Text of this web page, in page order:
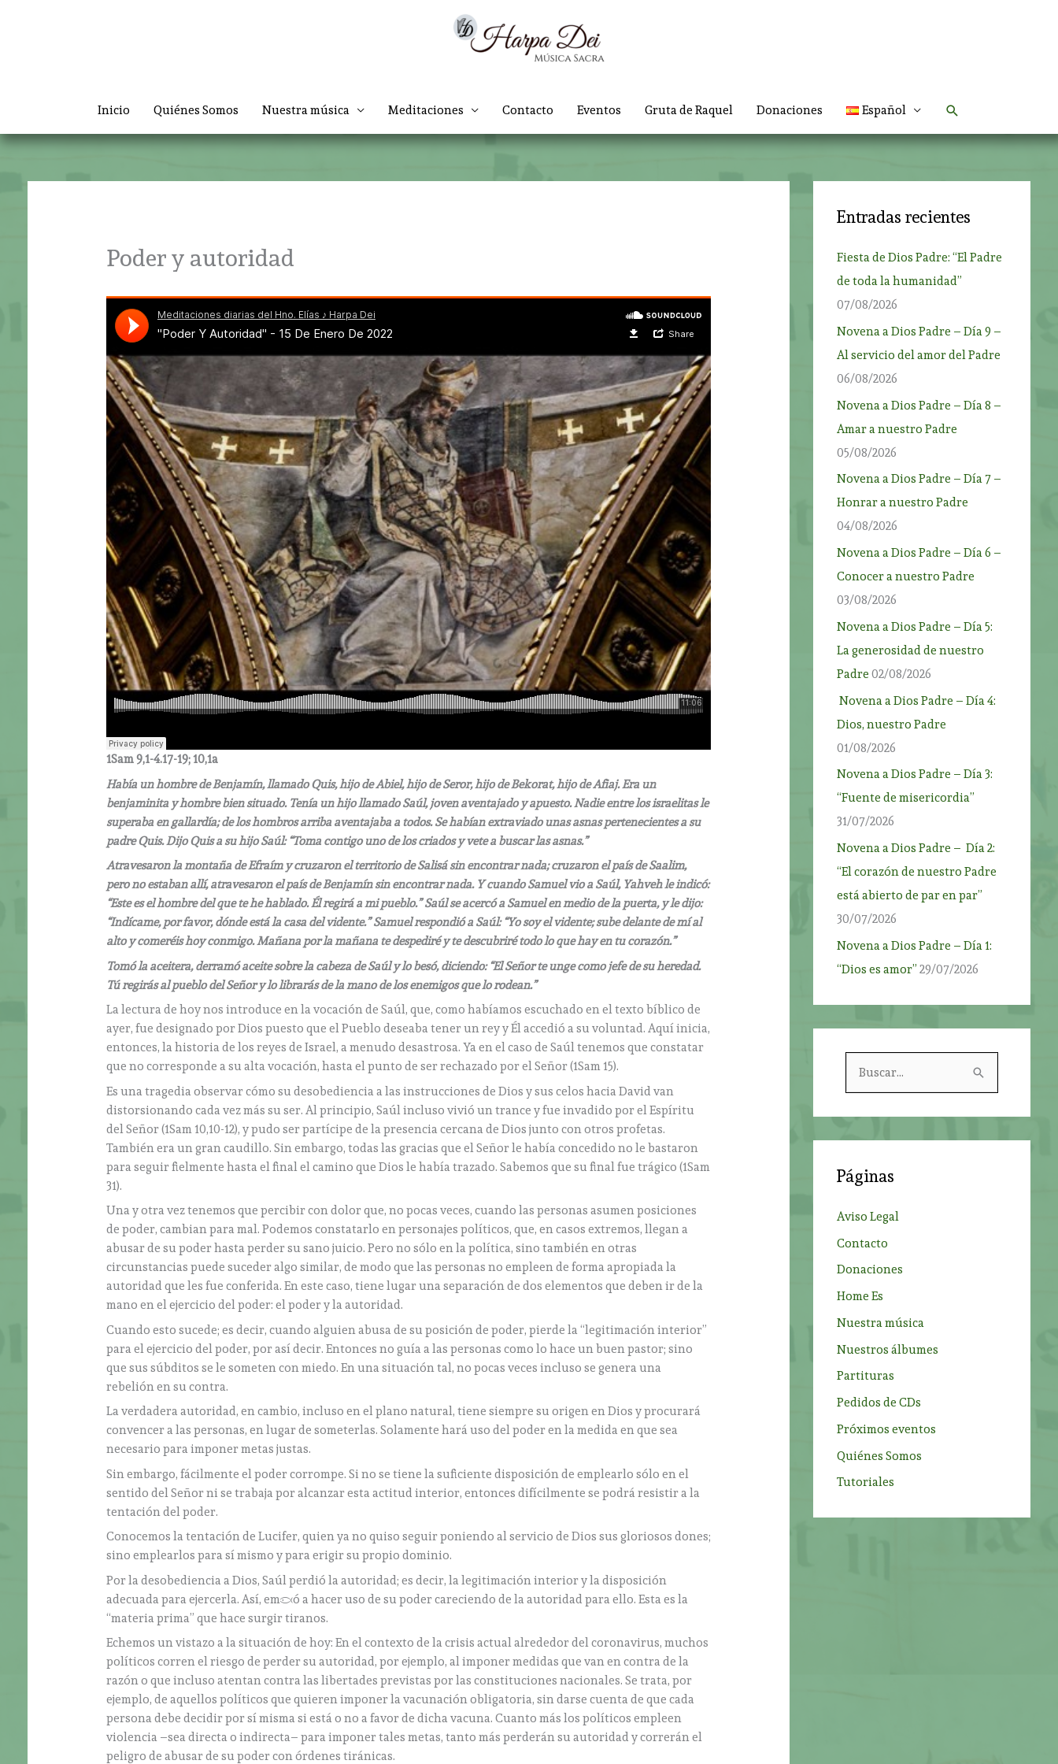
Inicio Quiénes Somos Nuestra música Meditaciones Contacto Eventos Gruta de Raquel Donaciones Español Buscar
Poder y autoridad
1Sam 9,1-4.17-19; 10,1a
Había un hombre de Benjamín, llamado Quis, hijo de Abiel, hijo de Seror, hijo de Bekorat, hijo de Afiaj. Era un
benjaminita y hombre bien situado. Tenía un hijo llamado Saúl, joven aventajado y apuesto. Nadie entre los israelitas le
superaba en gallardía; de los hombros arriba aventajaba a todos. Se habían extraviado unas asnas pertenecientes a su
padre Quis. Dijo Quis a su hijo Saúl: “Toma contigo uno de los criados y vete a buscar las asnas.”
Atravesaron la montaña de Efraím y cruzaron el territorio de Salisá sin encontrar nada; cruzaron el país de Saalim,
pero no estaban allí, atravesaron el país de Benjamín sin encontrar nada. Y cuando Samuel vio a Saúl, Yahveh le indicó:
“Este es el hombre del que te he hablado. Él regirá a mi pueblo.” Saúl se acercó a Samuel en medio de la puerta, y le dijo:
“Indícame, por favor, dónde está la casa del vidente.” Samuel respondió a Saúl: “Yo soy el vidente; sube delante de mí al
alto y comeréis hoy conmigo. Mañana por la mañana te despediré y te descubriré todo lo que hay en tu corazón.”
Tomó la aceitera, derramó aceite sobre la cabeza de Saúl y lo besó, diciendo: “El Señor te unge como jefe de su heredad.
Tú regirás al pueblo del Señor y lo librarás de la mano de los enemigos que lo rodean.”
La lectura de hoy nos introduce en la vocación de Saúl, que, como habíamos escuchado en el texto bíblico de
ayer, fue designado por Dios puesto que el Pueblo deseaba tener un rey y Él accedió a su voluntad. Aquí inicia,
entonces, la historia de los reyes de Israel, a menudo desastrosa. Ya en el caso de Saúl tenemos que constatar
que no corresponde a su alta vocación, hasta el punto de ser rechazado por el Señor (1Sam 15).
Es una tragedia observar cómo su desobediencia a las instrucciones de Dios y sus celos hacia David van
distorsionando cada vez más su ser. Al principio, Saúl incluso vivió un trance y fue invadido por el Espíritu
del Señor (1Sam 10,10-12), y pudo ser partícipe de la presencia cercana de Dios junto con otros profetas.
También era un gran caudillo. Sin embargo, todas las gracias que el Señor le había concedido no le bastaron
para seguir fielmente hasta el final el camino que Dios le había trazado. Sabemos que su final fue trágico (1Sam
31).
Una y otra vez tenemos que percibir con dolor que, no pocas veces, cuando las personas asumen posiciones
de poder, cambian para mal. Podemos constatarlo en personajes políticos, que, en casos extremos, llegan a
abusar de su poder hasta perder su sano juicio. Pero no sólo en la política, sino también en otras
circunstancias puede suceder algo similar, de modo que las personas no empleen de forma apropiada la
autoridad que les fue conferida. En este caso, tiene lugar una separación de dos elementos que deben ir de la
mano en el ejercicio del poder: el poder y la autoridad.
Cuando esto sucede; es decir, cuando alguien abusa de su posición de poder, pierde la “legitimación interior”
para el ejercicio del poder, por así decir. Entonces no guía a las personas como lo hace un buen pastor; sino
que sus súbditos se le someten con miedo. En una situación tal, no pocas veces incluso se genera una
rebelión en su contra.
La verdadera autoridad, en cambio, incluso en el plano natural, tiene siempre su origen en Dios y procurará
convencer a las personas, en lugar de someterlas. Solamente hará uso del poder en la medida en que sea
necesario para imponer metas justas.
Sin embargo, fácilmente el poder corrompe. Si no se tiene la suficiente disposición de emplearlo sólo en el
sentido del Señor ni se trabaja por alcanzar esta actitud interior, entonces difícilmente se podrá resistir a la
tentación del poder.
Conocemos la tentación de Lucifer, quien ya no quiso seguir poniendo al servicio de Dios sus gloriosos dones;
sino emplearlos para sí mismo y para erigir su propio dominio.
Por la desobediencia a Dios, Saúl perdió la autoridad; es decir, la legitimación interior y la disposición
adecuada para ejercerla. Así, empezó a hacer uso de su poder careciendo de la autoridad para ello. Esta es la
“materia prima” que hace surgir tiranos.
Echemos un vistazo a la situación de hoy: En el contexto de la crisis actual alrededor del coronavirus, muchos
políticos corren el riesgo de perder su autoridad, por ejemplo, al imponer medidas que van en contra de la
razón o que incluso atentan contra las libertades previstas por las constituciones nacionales. Se trata, por
ejemplo, de aquellos políticos que quieren imponer la vacunación obligatoria, sin darse cuenta de que cada
persona debe decidir por sí misma si está o no a favor de dicha vacuna. Cuanto más los políticos empleen
violencia –sea directa o indirecta– para imponer tales metas, tanto más perderán su autoridad y correrán el
peligro de abusar de su poder con órdenes tiránicas.
Entradas recientes
Fiesta de Dios Padre: “El Padre
de toda la humanidad”
07/08/2026
Novena a Dios Padre – Día 9 –
Al servicio del amor del Padre
06/08/2026
Novena a Dios Padre – Día 8 –
Amar a nuestro Padre
05/08/2026
Novena a Dios Padre – Día 7 –
Honrar a nuestro Padre
04/08/2026
Novena a Dios Padre – Día 6 –
Conocer a nuestro Padre
03/08/2026
Novena a Dios Padre – Día 5:
La generosidad de nuestro
Padre 02/08/2026
Novena a Dios Padre – Día 4:
Dios, nuestro Padre
01/08/2026
Novena a Dios Padre – Día 3:
“Fuente de misericordia”
31/07/2026
Novena a Dios Padre – Día 2:
“El corazón de nuestro Padre
está abierto de par en par”
30/07/2026
Novena a Dios Padre – Día 1:
“Dios es amor” 29/07/2026
r
:
Páginas
Aviso Legal
Contacto
Donaciones
Home Es
Nuestra música
Nuestros álbumes
Partituras
Pedidos de CDs
Próximos eventos
Quiénes Somos
Tutoriales